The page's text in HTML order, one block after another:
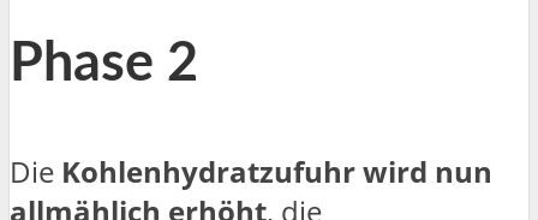
Phase 2
Die Kohlenhydratzufuhr wird nun
allmählich erhöht, die